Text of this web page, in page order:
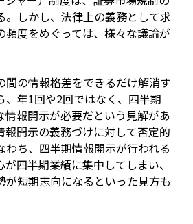
。しかし、法律上の義務として求
頻度をめぐっては、様々な議論が
間の情報格差をできるだけ解消す
、年1回や2回ではなく、四半期
情報開示が必要だという見解があ
報開示の義務づけに対して否定的
わち、四半期情報開示が行われる
四半期業績に集中してしまい、
が短期志向になるといった見方も